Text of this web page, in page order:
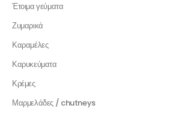
Έτοιμα γεύματα
Ζυμαρικά
Καραμέλες
Καρυκεύματα
Κρέμες
Μαρμελάδες / chutneys